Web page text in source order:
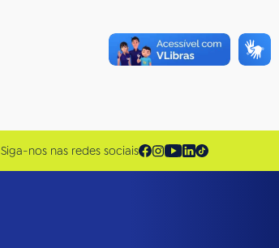
Siga-nos nas redes sociais